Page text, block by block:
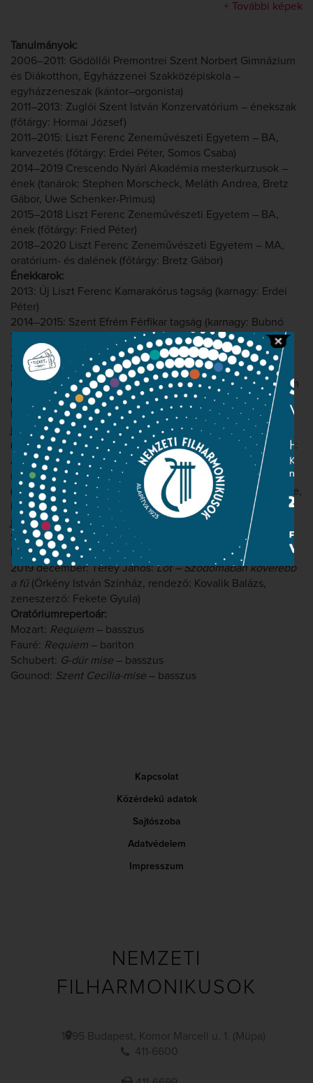
+ További képek
Tanulmányok:
2006–2011: Gödöllői Premontrei Szent Norbert Gimnázium
és Diákotthon, Egyházzenei Szakközépiskola –
egyházzeneszak (kántor–orgonista)
2011–2013: Zuglói Szent István Konzervatórium – énekszak
(főtárgy: Hormai József)
2011–2015: Liszt Ferenc Zeneművészeti Egyetem – BA,
karvezetés (főtárgy: Erdei Péter, Somos Csaba)
2014–2019 Crescendo Nyári Akadémia mesterkurzusok –
ének (tanárok: Stephen Morscheck, Meláth Andrea, Bretz
Gábor, Uwe Schenker-Primus)
2015–2018 Liszt Ferenc Zeneművészeti Egyetem – BA,
ének (főtárgy: Fried Péter)
2018–2020 Liszt Ferenc Zeneművészeti Egyetem – MA,
oratórium- és dalének (főtárgy: Bretz Gábor)
Énekkarok:
2013: Új Liszt Ferenc Kamarakórus tagság (karnagy: Erdei
Péter)
2014–2015: Szent Efrém Férfikar tagság (karnagy: Bubnó
Tamás)
2020– -: Nemzeti Énekkar tagság (karnagy: Somos Csaba)
Színpadi szerepek:
május 27., 29.: Britten:Szentivánéji álom – Starveling/Moon
(Zeneakadémia, Solti terem, Operavizsga, rendező: Szabó
Máté, karmester: Dominic Wheeler)
június 21.: Mátyássy Szabolcs:
Scaevola– Növendék I.
(Miskolci Nemzeti Színház, Bartók Operafesztivál, rendező:
Almási-Tóth András, karmester: Sándor Szabolcs)
május 13., 16., 18.: Hindemith:
Oda-vissza
– Professor
(Kiscelli Múzeum, GermanLateNight, rendező: Varga Bence,
karmester: Dénes István)
január 14., 16.: Bizet: Carmen
– Dancaïre (Zeneakadémia –
Solti terem, Operavizsga, rendező: Keszég László,
karmester: Sándor Szabolcs)
2019 december: Térey János:Lót – Szodomában kövérebb
a fű(Örkény István Színház, rendező: Kovalik Balázs,
zeneszerző: Fekete Gyula)
Oratóriumrepertoár:
Mozart: Requiem – basszus
Fauré: Requiem – bariton
Schubert: G-dúr mise – basszus
Gounod: Szent Cecília-mise – basszus
Kapcsolat
Közérdekű adatok
Sajtószoba
Adatvédelem
Impresszum
NEMZETI
FILHARMONIKUSOK
1095 Budapest, Komor Marcell u. 1. (Müpa)
411-6600